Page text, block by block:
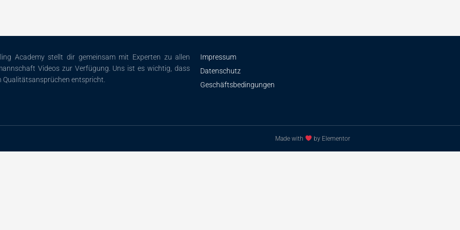
Academy stellt dir gemeinsam mit Experten zu allen
Videos zur Verfügung. Uns ist es wichtig, dass
Qualitätsansprüchen entspricht.
Impressum
Datenschutz
Geschäftsbedingungen
Made with by Elementor